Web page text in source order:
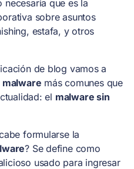
necesaria que es la
sobre asuntos
estafa, y otros
de blog vamos a
más comunes que
el malware sin
formularse la
? Se define como
usado para ingresar